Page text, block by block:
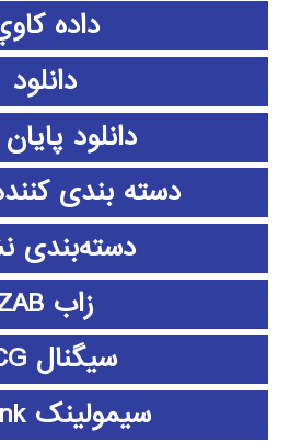
داده
دانلود
دانلود
دسته بندی
دسته‌بندی
زاب ZAB
سیگنال ECG
سیمولینک simulink